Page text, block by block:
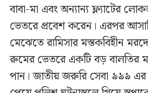
বাবা-মা এবং অন্যান্য ফ্ল্যাটের
ভেতরে প্রবেশ করেন। এরপর
মেঝেতে রামিসার মস্তকবিহীন
রুমের ভেতরে একটি বড় বালতির
পান। জাতীয় জরুরি সেবা ৯৯৯